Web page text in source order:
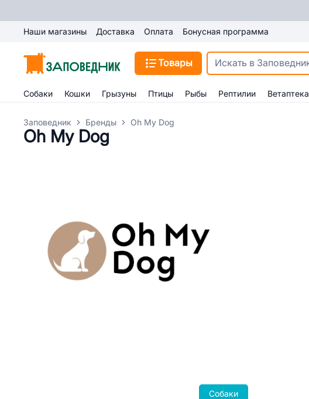
Наши магазины Доставка Оплата Бонусная программа
Товары
Собаки Кошки Грызуны Птицы Рыбы Рептилии Ветаптека
Заповедник Бренды Oh My Dog
Oh My Dog
Собаки